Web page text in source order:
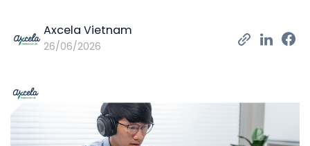
Axcela Vietnam
26/06/2026